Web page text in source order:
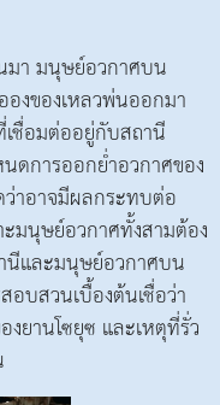
มา มนุษย์อวกาศบน
งของเหลวพ่นออกมา
เชื่อมต่ออยู่กับสถานี
ดการออกย่ำอวกาศของ
าอาจมีผลกระทบต่อ
มนุษย์อวกาศทั้งสามต้อง
นีและมนุษย์อวกาศบน
บสวนเบื้องต้นเชื่อว่า
ยานโซยุซ และเหตุที่รั่ว